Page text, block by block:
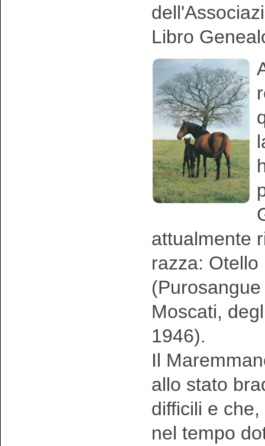
Libro
attualmente
razza:
Moscati,
1946).
Il
allo stato
difficili e
nel tempo